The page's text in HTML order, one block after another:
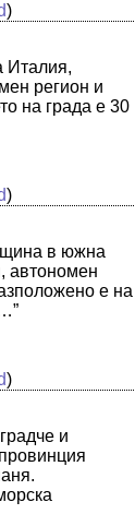
)
Италия,
регион и
на града е 30
)
в южна
автономен
е на
)
и